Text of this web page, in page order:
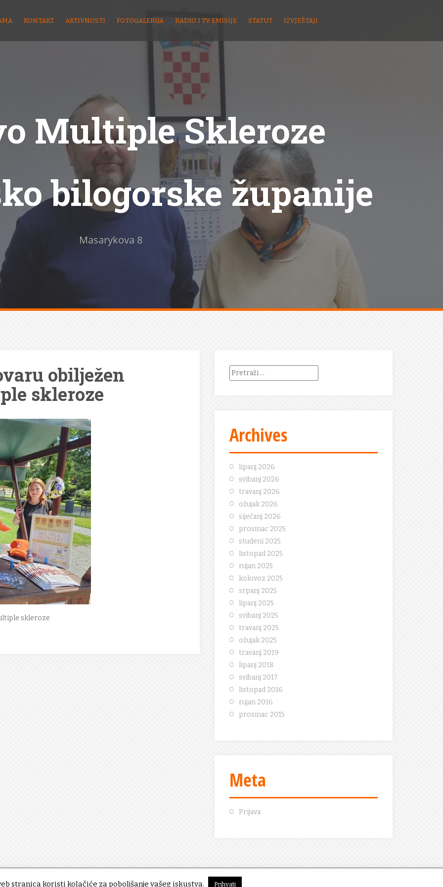
KONTAKT AKTIVNOSTI FOTOGALERIJA RADIO I TV EMISIJE STATUT IZVJEŠTAJI
Multiple Skleroze
bilogorske županije
Masarykova 8
obilježen
skleroze
skleroze
Pretraži:
Archives
lipanj 2026
svibanj 2026
travanj 2026
ožujak 2026
siječanj 2026
prosinac 2025
studeni 2025
listopad 2025
rujan 2025
kolovoz 2025
srpanj 2025
lipanj 2025
svibanj 2025
travanj 2025
ožujak 2025
travanj 2019
lipanj 2018
svibanj 2017
listopad 2016
rujan 2016
prosinac 2015
Meta
Prijava
stranica koristi kolačiće za poboljšanje vašeg iskustva. Prihvati